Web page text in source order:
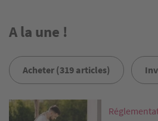
A la une !
Acheter (319 articles)
Image